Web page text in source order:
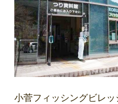
小菅フィッシングビレッ